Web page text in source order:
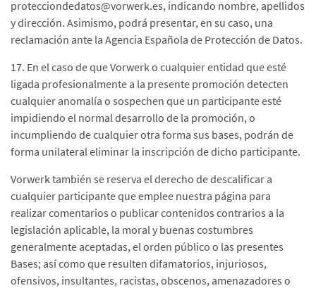
protecciondedatos@vorwerk.es, indicando nombre, apellidos
y dirección. Asimismo, podrá presentar, en su caso, una
reclamación ante la Agencia Española de Protección de Datos.
17. En el caso de que Vorwerk o cualquier entidad que esté
ligada profesionalmente a la presente promoción detecten
cualquier anomalía o sospechen que un participante esté
impidiendo el normal desarrollo de la promoción, o
incumpliendo de cualquier otra forma sus bases, podrán de
forma unilateral eliminar la inscripción de dicho participante.
Vorwerk también se reserva el derecho de descalificar a
cualquier participante que emplee nuestra página para
realizar comentarios o publicar contenidos contrarios a la
legislación aplicable, la moral y buenas costumbres
generalmente aceptadas, el orden público o las presentes
Bases; así como que resulten difamatorios, injuriosos,
ofensivos, insultantes, racistas, obscenos, amenazadores o